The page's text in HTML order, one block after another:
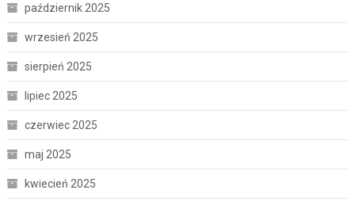
październik 2025
wrzesień 2025
sierpień 2025
lipiec 2025
czerwiec 2025
maj 2025
kwiecień 2025